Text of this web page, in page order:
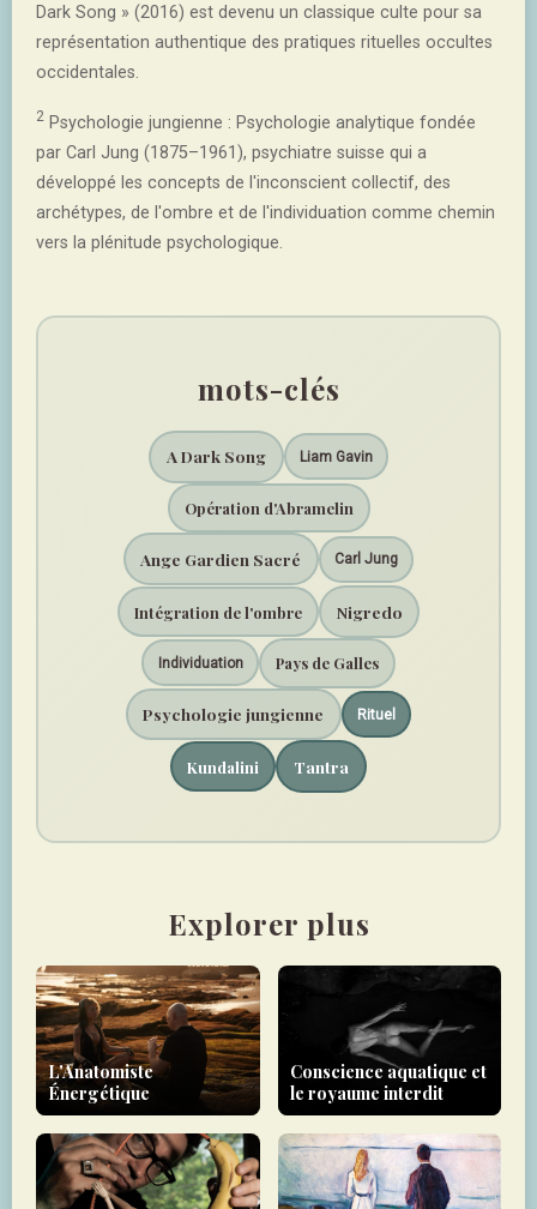
Dark Song » (2016) est devenu un classique culte pour sa
représentation authentique des pratiques rituelles occultes
occidentales.
2 Psychologie jungienne : Psychologie analytique fondée
par Carl Jung (1875–1961), psychiatre suisse qui a
développé les concepts de l'inconscient collectif, des
archétypes, de l'ombre et de l'individuation comme chemin
vers la plénitude psychologique.
mots-clés
A Dark Song Liam Gavin
Opération d'Abramelin
Ange Gardien Sacré Carl Jung
Intégration de l'ombre Nigredo
Individuation Pays de Galles
Psychologie jungienne Rituel
Kundalini Tantra
Explorer plus
L'Anatomiste
Énergétique
Conscience aquatique et
le royaume interdit